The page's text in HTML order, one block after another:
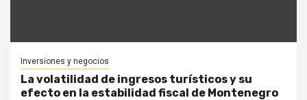
Inversiones y negocios
La volatilidad de ingresos turísticos y su
efecto en la estabilidad fiscal de Montenegro